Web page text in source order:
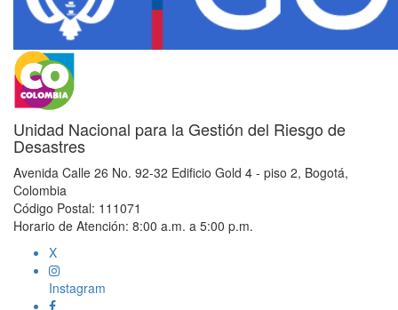
Unidad Nacional para la Gestión del Riesgo de
Desastres
Avenida Calle 26 No. 92-32 Edificio Gold 4 - piso 2, Bogotá,
Colombia
Código Postal: 111071
Horario de Atención: 8:00 a.m. a 5:00 p.m.
X
Instagram